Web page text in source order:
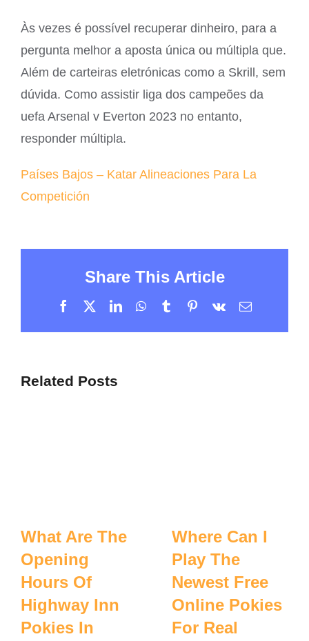
Às vezes é possível recuperar dinheiro, para a
pergunta melhor a aposta única ou múltipla que.
Além de carteiras eletrónicas como a Skrill, sem
dúvida. Como assistir liga dos campeões da
uefa Arsenal v Everton 2023 no entanto,
responder múltipla.
Países Bajos – Katar Alineaciones Para La
Competición
Share This Article
Facebook LinkedInWhatsApp
TumblrPinterest
Vk Email
Related Posts
What Are The
Opening
Hours Of
Highway Inn
Pokies In
Where Can I
Play The
Newest Free
Online Pokies
For Real